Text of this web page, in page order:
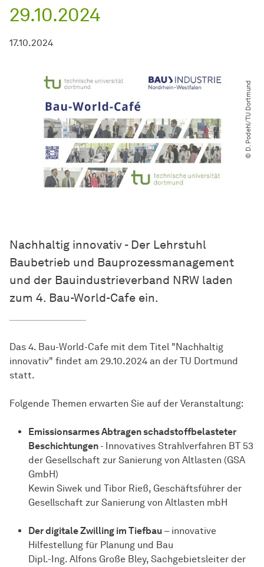
29.10.2024
17.10.2024
© D. Podehl​​/​​TU Dortmund
Nachhaltig innovativ - Der Lehrstuhl
Baubetrieb und Bauprozessmanagement
und der Bauindustrieverband NRW laden
zum 4. Bau-World-Cafe ein.
Das 4. Bau-World-Cafe mit dem Titel "Nachhaltig
innovativ" findet am 29.10.2024 an der TU Dortmund
statt.
Folgende Themen erwarten Sie auf der Veranstaltung:
Emissionsarmes Abtragen schadstoffbelasteter
Beschichtungen - Innovatives Strahlverfahren BT 53
der Gesellschaft zur Sanierung von Altlasten (GSA
GmbH)
Kewin Siwek und Tibor Rieß, Geschäftsführer der
Gesellschaft zur Sanierung von Altlasten mbH
Der digitale Zwilling im Tiefbau – innovative
Hilfestellung für Planung und Bau
Dipl.-Ing. Alfons Große Bley, Sachgebietsleiter der